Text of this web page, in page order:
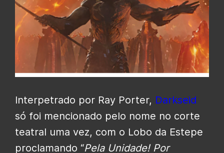
Interpetrado por Ray Porter, Darkseid
só foi mencionado pelo nome no corte
teatral uma vez, com o Lobo da Estepe
proclamando “Pela Unidade! Por